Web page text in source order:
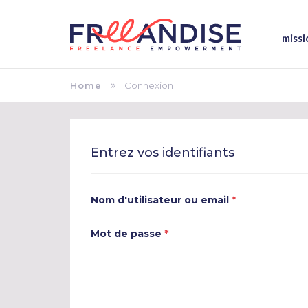
Home Connexion
Entrez vos identifiants
Nom d'utilisateur ou email *
Mot de passe *